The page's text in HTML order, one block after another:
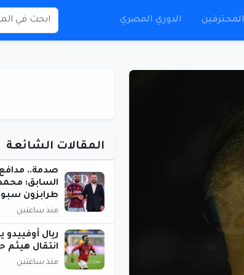
المحترفين الدوري المصري
المقالات الشائعة
صدمة.. مدافع
السابق:
طرابزون
منذ ساعتين
ريال
انتقال
منذ ساعتين